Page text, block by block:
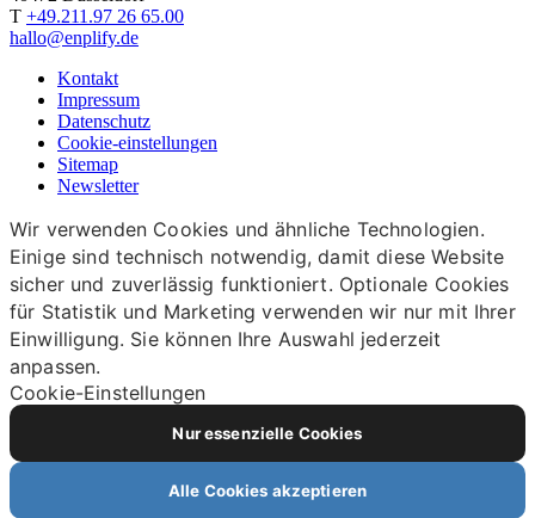
T +49.211.97 26 65.00
hallo@enplify.de
Kontakt
Impressum
Datenschutz
Cookie-einstellungen
Sitemap
Newsletter
Wir verwenden Cookies und ähnliche Technologien.
Einige sind technisch notwendig, damit diese Website
sicher und zuverlässig funktioniert. Optionale Cookies
für Statistik und Marketing verwenden wir nur mit Ihrer
Einwilligung. Sie können Ihre Auswahl jederzeit
anpassen.
Cookie-Einstellungen
Nur essenzielle Cookies
Alle Cookies akzeptieren